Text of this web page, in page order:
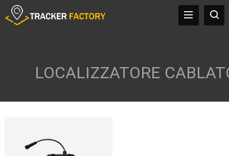
LOCALIZZATORE